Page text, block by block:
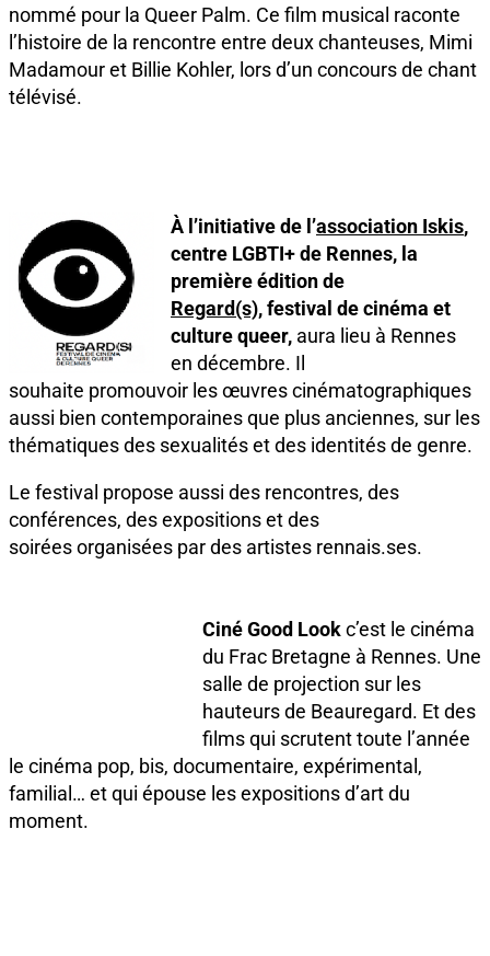
nommé pour la Queer Palm. Ce film musical raconte
l’histoire de la rencontre entre deux chanteuses, Mimi
Madamour et Billie Kohler, lors d’un concours de chant
télévisé.
À l’initiative de l’association Iskis,
centre LGBTI+ de Rennes, la
première édition de
Regard(s), festival de cinéma et
culture queer, aura lieu à Rennes
en décembre. Il
souhaite promouvoir les œuvres cinématographiques
aussi bien contemporaines que plus anciennes, sur les
thématiques des sexualités et des identités de genre.
Le festival propose aussi des rencontres, des
conférences, des expositions et des
soirées organisées par des artistes rennais.ses.
Ciné Good Lookc’est le cinéma
du Frac Bretagne à Rennes. Une
salle de projection sur les
hauteurs de Beauregard. Et des
films qui scrutent toute l’année
le cinéma pop, bis, documentaire, expérimental,
familial… et qui épouse les expositions d’art du
moment.